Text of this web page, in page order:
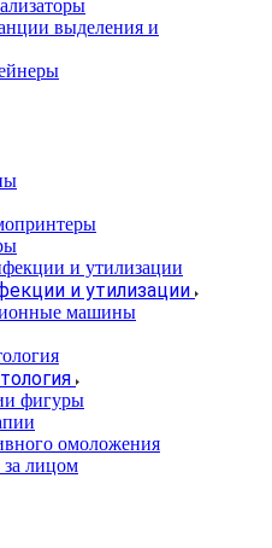
выделения и
и утилизации
машины
фигуры
омоложения
лицом